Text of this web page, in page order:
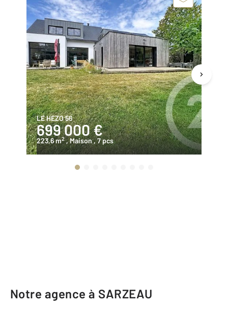
LE HEZO 56
699 000 €
223,6 m2 , Maison, 7 pcs
Notre agence à SARZEAU